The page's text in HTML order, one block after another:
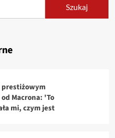
Szukaj
prestiżowym
Macrona: 'To
mi, czym jest